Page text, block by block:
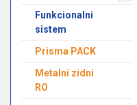
Funkcionalni
sistem
Prisma PACK
Metalni zidni
RO